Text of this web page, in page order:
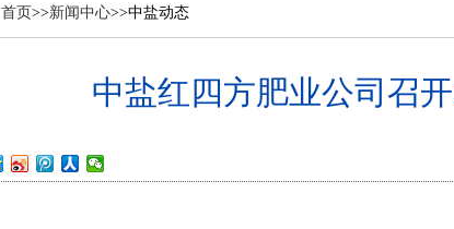
首页>>新闻中心>>中盐动态
中盐红四方肥业公司召